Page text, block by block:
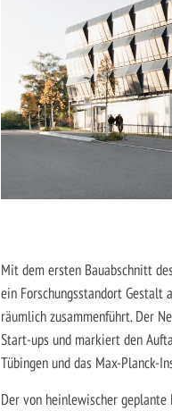
Mit dem ersten Bauabschnitt
ein Forschungsstandort Gestalt
räumlich zusammenführt. Der
Start-ups und markiert den
Tübingen und das Max-Planck-
Der von heinlewischer